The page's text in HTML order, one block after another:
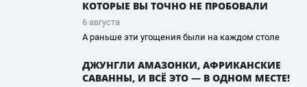
КОТОРЫЕ ВЫ ТОЧНО НЕ ПРОБОВАЛИ
6 августа
А раньше эти угощения были на каждом столе
ДЖУНГЛИ АМАЗОНКИ, АФРИКАНСКИЕ
САВАННЫ, И ВСЁ ЭТО — В ОДНОМ МЕСТЕ!